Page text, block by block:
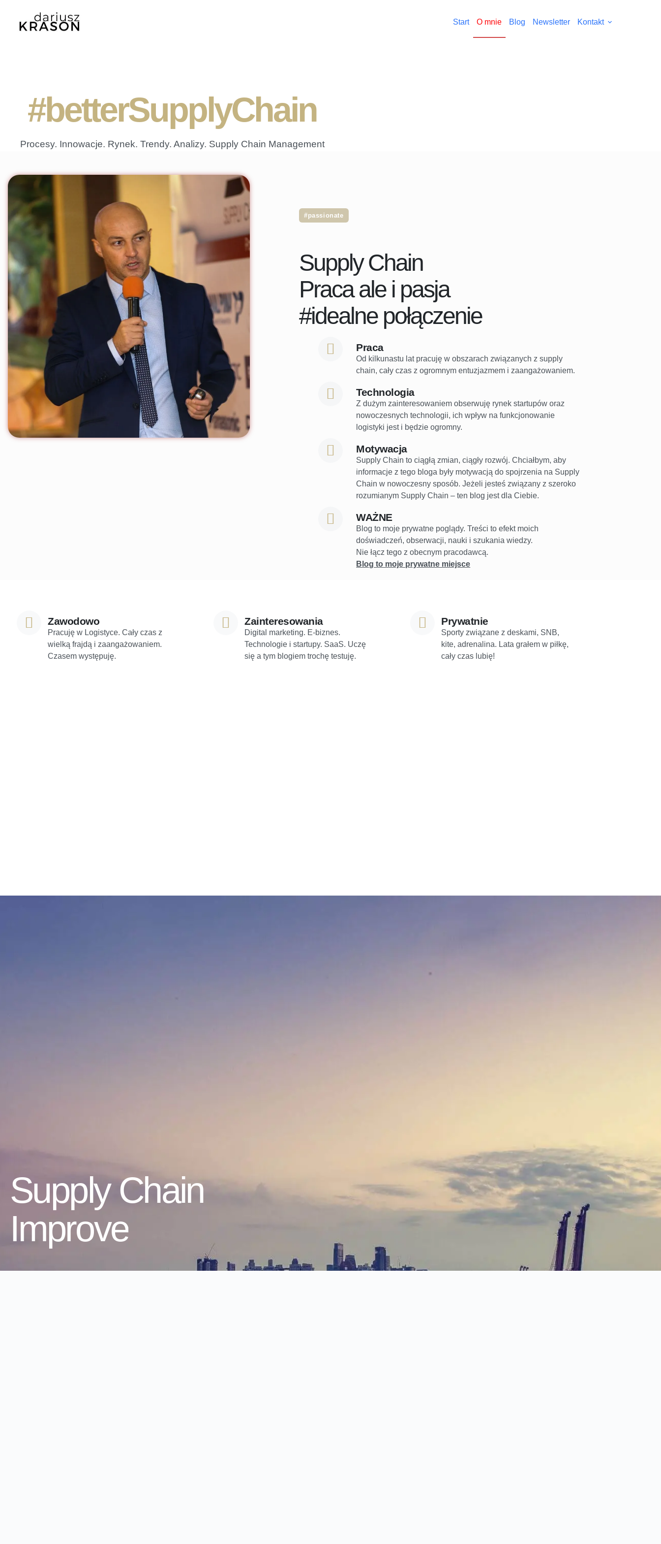
Start O mnie Blog Newsletter Kontakt
#betterSupplyChain
Procesy. Innowacje. Rynek. Trendy. Analizy. Supply Chain Management
#passionate
Supply Chain
Praca ale i pasja
#idealne połączenie
Praca
Od kilkunastu lat pracuję w obszarach związanych z supply
chain, cały czas z ogromnym entuzjazmem i zaangażowaniem.
Technologia
Z dużym zainteresowaniem obserwuję rynek startupów oraz
nowoczesnych technologii, ich wpływ na funkcjonowanie
logistyki jest i będzie ogromny.
Motywacja
Supply Chain to ciągłą zmian, ciągły rozwój. Chciałbym, aby
informacje z tego bloga były motywacją do spojrzenia na Supply
Chain w nowoczesny sposób. Jeżeli jesteś związany z szeroko
rozumianym Supply Chain – ten blog jest dla Ciebie.
WAŻNE
Blog to moje prywatne poglądy. Treści to efekt moich
doświadczeń, obserwacji, nauki i szukania wiedzy.
Nie łącz tego z obecnym pracodawcą.
Blog to moje prywatne miejsce
Zawodowo
Pracuję w Logistyce. Cały czas z
wielką frajdą i zaangażowaniem.
Czasem występuję.
Zainteresowania
Digital marketing. E-biznes.
Technologie i startupy. SaaS. Uczę
się a tym blogiem trochę testuję.
Prywatnie
Sporty związane z deskami, SNB,
kite, adrenalina. Lata grałem w piłkę,
cały czas lubię!
Supply Chain
Improve